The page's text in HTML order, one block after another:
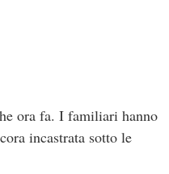
ora fa. I familiari hanno
incastrata sotto le